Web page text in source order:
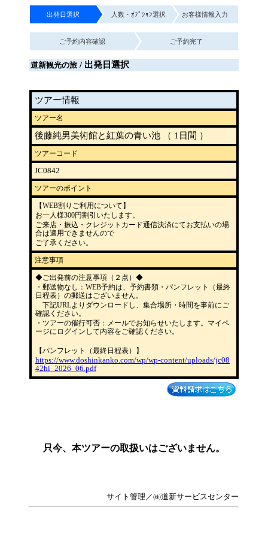
出発日選択 人数・ｵﾌﾟｼｮﾝ選択 お客様情報入力
ご予約内容確認 ご予約完了
道新観光の旅 / 出発日選択
ツアー情報
ツアー名
後藤純男美術館と紅葉の青い池 （ 1日間 ）
ツアーコード
JC0842
ツアーのポイント
【WEB割りご利用について】
お一人様300円割引いたします。
ご来店・振込・クレジットカード通信決済にてお支払いの場
合は適用できませんので
ご了承ください。
注意事項
◆ご出発前の注意事項（２点）◆
・郵送物なし：WEB予約は、予約書類・パンフレット（最終
日程表）の郵送はございません。
下記URLよりダウンロードし、集合場所・時間を事前にご
確認ください。
・ツアーの催行可否：メールでお知らせいたします。マイペ
ージにログインして内容をご確認ください。
【パンフレット（最終日程表）】
https://www.doshinkanko.com/wp/wp-content/uploads/jc08
42hi_2026_06.pdf
只今、本ツアーの取扱いはございません。
サイト管理／㈱道新サービスセンター